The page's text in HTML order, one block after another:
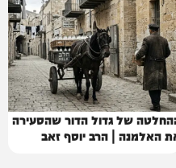
של גדול הדור שהסעירה
האלמנה | הרב יוסף זאב